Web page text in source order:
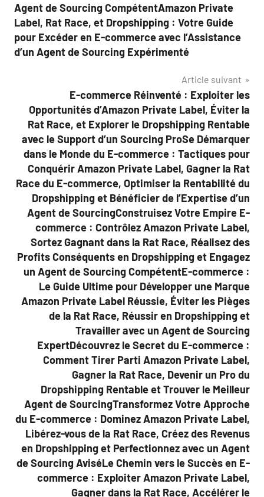
Agent de Sourcing CompétentAmazon Private
Label, Rat Race, et Dropshipping : Votre Guide
pour Excéder en E-commerce avec l’Assistance
d’un Agent de Sourcing Expérimenté
Article suivant
E-commerce Réinventé : Exploiter les
Opportunités d’Amazon Private Label, Éviter la
Rat Race, et Explorer le Dropshipping Rentable
avec le Support d’un Sourcing ProSe Démarquer
dans le Monde du E-commerce : Tactiques pour
Conquérir Amazon Private Label, Gagner la Rat
Race du E-commerce, Optimiser la Rentabilité du
Dropshipping et Bénéficier de l’Expertise d’un
Agent de SourcingConstruisez Votre Empire E-
commerce : Contrôlez Amazon Private Label,
Sortez Gagnant dans la Rat Race, Réalisez des
Profits Conséquents en Dropshipping et Engagez
un Agent de Sourcing CompétentE-commerce :
Le Guide Ultime pour Développer une Marque
Amazon Private Label Réussie, Éviter les Pièges
de la Rat Race, Réussir en Dropshipping et
Travailler avec un Agent de Sourcing
ExpertDécouvrez le Secret du E-commerce :
Comment Tirer Parti Amazon Private Label,
Gagner la Rat Race, Devenir un Pro du
Dropshipping Rentable et Trouver le Meilleur
Agent de SourcingTransformez Votre Approche
du E-commerce : Dominez Amazon Private Label,
Libérez-vous de la Rat Race, Créez des Revenus
en Dropshipping et Perfectionnez avec un Agent
de Sourcing AviséLe Chemin vers le Succès en E-
commerce : Exploiter Amazon Private Label,
Gagner dans la Rat Race, Accélérer le